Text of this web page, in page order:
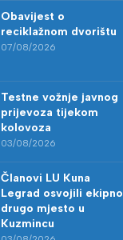
Obavijest o
reciklažnom dvorištu
07/08/2026
Testne vožnje javnog
prijevoza tijekom
kolovoza
03/08/2026
Članovi LU Kuna
Legrad osvojili ekipno
drugo mjesto u
Kuzmincu